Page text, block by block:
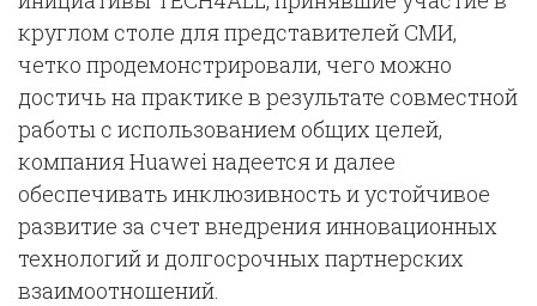
круглом столе для представителей СМИ,
четко продемонстрировали, чего можно
достичь на практике в результате совместной
работы с использованием общих целей,
компания Huawei надеется и далее
обеспечивать инклюзивность и устойчивое
развитие за счет внедрения инновационных
технологий и долгосрочных партнерских
взаимоотношений.